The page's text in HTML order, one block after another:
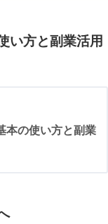
い方と副業活用
本の使い方と副業